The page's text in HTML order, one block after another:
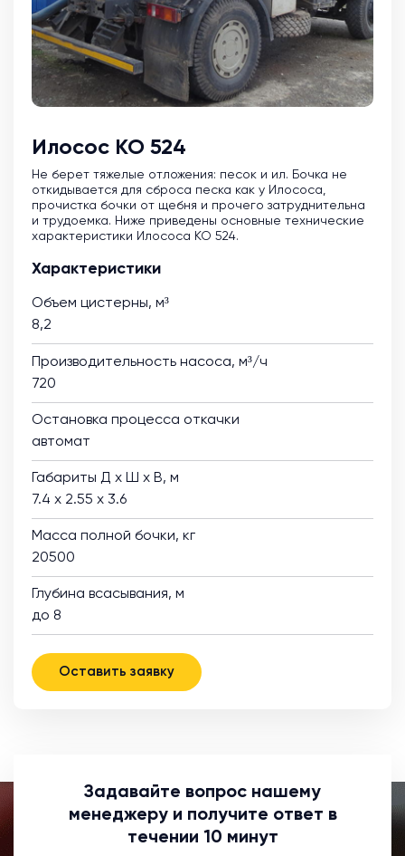
Илосос КО 524
Не берет тяжелые отложения: песок и ил. Бочка не
откидывается для сброса песка как у Илососа,
прочистка бочки от щебня и прочего затруднительна
и трудоемка. Ниже приведены основные технические
характеристики Илососа КО 524.
Характеристики
Объем цистерны, м³
8,2
Производительность насоса, м³/ч
720
Остановка процесса откачки
автомат
Габариты Д х Ш х В, м
7.4 х 2.55 х 3.6
Масса полной бочки, кг
20500
Глубина всасывания, м
до 8
Оставить заявку
Задавайте вопрос нашему
менеджеру и получите ответ в
течении 10 минут